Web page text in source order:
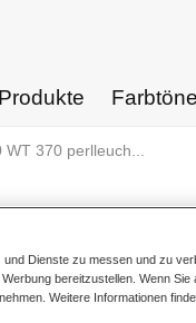
Produkte Farbtöne
370 perlleuch...
Dienste zu messen und zu
bereitzustellen. Wenn Sie
Weitere Informationen